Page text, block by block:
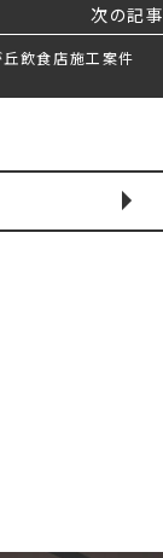
次の記事
丘飲食店施工案件